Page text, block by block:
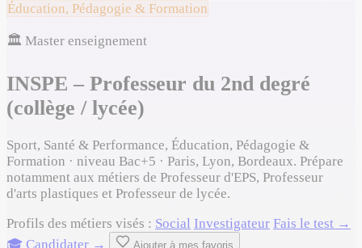
Éducation, Pédagogie & Formation
🏛️ Master enseignement
INSPE – Professeur du 2nd degré
(collège / lycée)
Sport, Santé & Performance, Éducation, Pédagogie &
Formation · niveau Bac+5 · Paris, Lyon, Bordeaux. Prépare
notamment aux métiers de Professeur d'EPS, Professeur
d'arts plastiques et Professeur de lycée.
Profils des métiers visés : Social Investigateur Fais le test →
🎓 Candidater →
Ajouter à mes favoris